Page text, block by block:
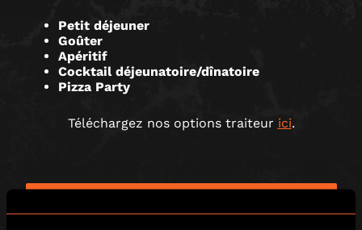
Petit déjeuner
Goûter
Apéritif
Cocktail déjeunatoire/dînatoire
Pizza Party
Téléchargez nos options traiteur ici.
MAIL ou Téléphone 04.42.45.30.44